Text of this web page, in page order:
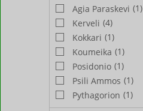
Agia Paraskevi (1)
Kerveli (4)
Kokkari (1)
Koumeika (1)
Posidonio (1)
Psili Ammos (1)
Pythagorion (1)